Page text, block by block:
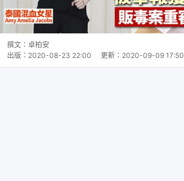
撰文： 卓柏安
出版： 2020-08-23 22:00 更新： 2020-09-09 17:50